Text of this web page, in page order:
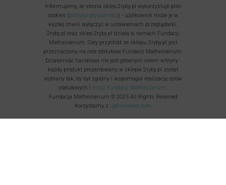
Informujemy, że strona sklep.2ryby.pl wykorzystuje pliki
cookies (polityka prywatności) - użytkownik może je w
każdej chwili wyłączyć w ustawieniach przeglądarki.
2ryby.pl oraz sklep.2ryby.pl działa w ramach Fundacji
Mathesianum. Cały przychód ze sklepu 2ryby.pl jest
przeznaczony na cele statutowe Fundacji Mathesianum.
Działalność handlowa nie jest głównym celem witryny -
każdy produkt prezentowany w sklepie 2ryby.pl został
wybrany tak, by był zgodny i wspomagał realizację celów
statutowych i misji Fundacji Mathesianum.
Fundacja Mathesianum © 2025 All Rights Reserved
Korzystamy z uptimerobot.com